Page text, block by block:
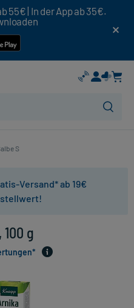
55€ | In der App ab 35€.
S
Versand* ab 19€
g